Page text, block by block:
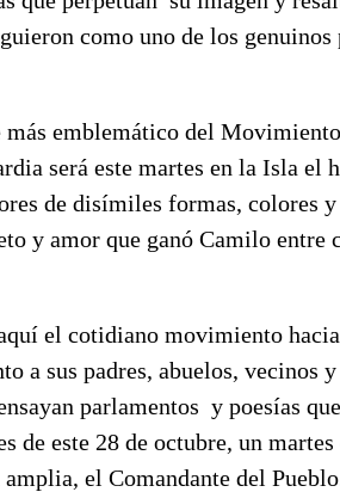
como uno de los genuinos
emblemático del
será este martes en la Isla el
de disímiles formas, colores
y amor que ganó Camilo entre
el cotidiano movimiento
a sus padres, abuelos, vecinos
parlamentos y poesías
de este 28 de octubre, un martes
el Comandante del